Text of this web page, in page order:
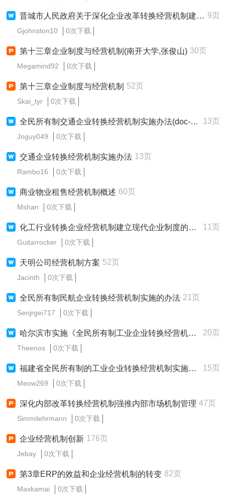
晋城市人民政府关于深化企业改革转换经营机制建立现代企业制度意见 9页
Gjohnston10 0次下载
第十三章企业制度与经营机制(南开大学,张俊山) 30页
Megamind92 0次下载
第十三章企业制度与经营机制 52页
Skai_tyr 0次下载
全民所有制交通企业转换经营机制实施办法(doc-3)(-) 13页
Jnguy049 0次下载
交通企业转换经营机制实施办法 13页
Rambo16 0次下载
商业物业租售经营机制概述 60页
Mshan 0次下载
化工行业转换企业经营机制建立现代企业制度的实施纲要(试行) 11页
Guitarrocker 0次下载
天明公司经营机制方案 52页
Jacinth 0次下载
全民所有制民航企业转换经营机制实施的办法 21页
Senjrgei717 0次下载
哈尔滨市实施《全民所有制工业企业转换经营机制条例》办法 20页
Theenos 0次下载
福建省全民所有制的工业企业转换经营机制实施办法 15页
Meow269 0次下载
深化内部改革转换经营机制强推内部市场机制管理 47页
Simmilehrmann 0次下载
企业经营机制创新 176页
Jebay 0次下载
第3章ERP的效益和企业经营机制的转变 82页
Maxkamai 0次下载